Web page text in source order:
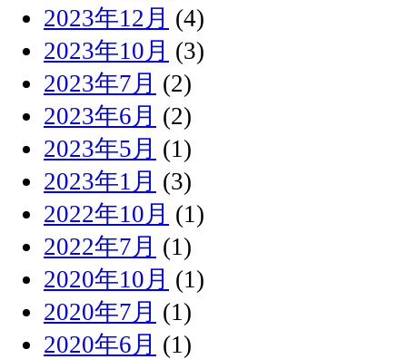
2023年12月 (4)
2023年10月 (3)
2023年7月 (2)
2023年6月 (2)
2023年5月 (1)
2023年1月 (3)
2022年10月 (1)
2022年7月 (1)
2020年10月 (1)
2020年7月 (1)
2020年6月 (1)